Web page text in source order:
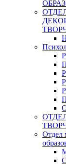
Отдел